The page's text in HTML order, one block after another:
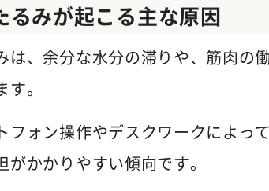
るみが起こる主な原因
は、余分な水分の滞りや、筋肉の
。
フォン操作やデスクワークによっ
かかりやすい傾向です。